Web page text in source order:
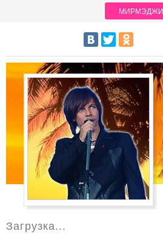
Загрузка...
МИРМЭДЖИ